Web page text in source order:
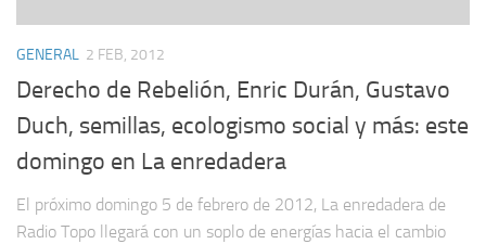
GENERAL 2 FEB, 2012
Derecho de Rebelión, Enric Durán, Gustavo
Duch, semillas, ecologismo social y más: este
domingo en La enredadera
El próximo domingo 5 de febrero de 2012, La enredadera de
Radio Topo llegará con un soplo de energías hacia el cambio